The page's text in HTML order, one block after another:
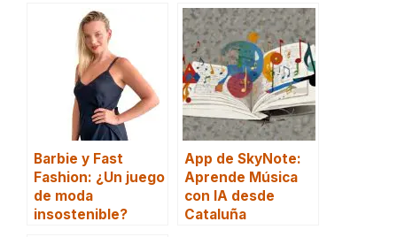
Barbie y Fast
Fashion: ¿Un juego
de moda
insostenible?
App de SkyNote:
Aprende Música
con IA desde
Cataluña